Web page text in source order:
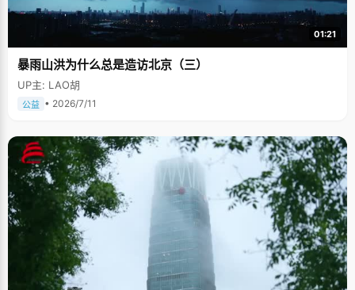
01:21
暴雨山洪为什么总是造访北京（三）
UP主: LAO胡
公益 • 2026/7/11